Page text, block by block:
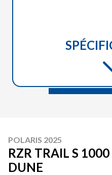
POLARIS 2025
RZR TRAIL S
DUNE